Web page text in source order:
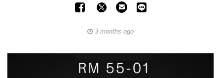
3 months ago